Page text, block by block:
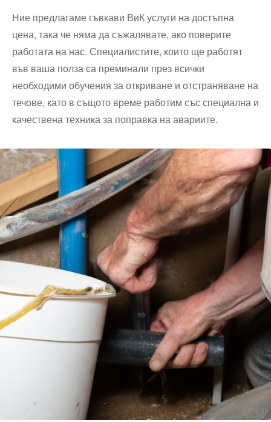
Ние предлагаме гъвкави ВиК услуги на достъпна
цена, така че няма да съжалявате, ако поверите
работата на нас. Специалистите, които ще работят
във ваша полза са преминали през всички
необходими обучения за откриване и отстраняване на
течове, като в същото време работим със специална и
качествена техника за поправка на авариите.